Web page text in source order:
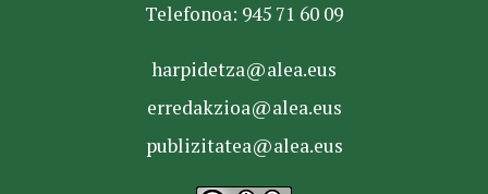
Telefonoa: 945 71 60 09
harpidetza@alea.eus
erredakzioa@alea.eus
publizitatea@alea.eus